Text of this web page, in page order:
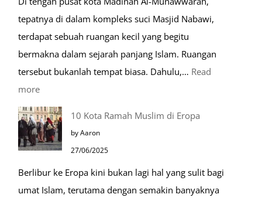
Sehari-
hari
tepatnya di dalam kompleks suci Masjid Nabawi,
terdapat sebuah ruangan kecil yang begitu
bermakna dalam sejarah panjang Islam. Ruangan
tersebut bukanlah tempat biasa. Dahulu,… Read
more:
Tiga
Makam
Mulia
Masjid
Nabawi
10 Kota Ramah Muslim di Eropa
by Aaron
27/06/2025
Berlibur ke Eropa kini bukan lagi hal yang sulit bagi
umat Islam, terutama dengan semakin banyaknya